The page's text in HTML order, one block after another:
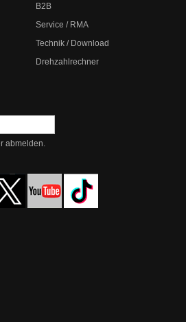
B2B
Service / RMA
Technik / Download
Drehzahlrechner
abmelden.